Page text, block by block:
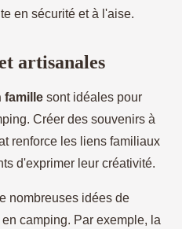
en sécurité et à l'aise.
artisanales
famille sont idéales pour
Créer des souvenirs à
renforce les liens familiaux
d'exprimer leur créativité.
nombreuses idées de
camping. Par exemple, la